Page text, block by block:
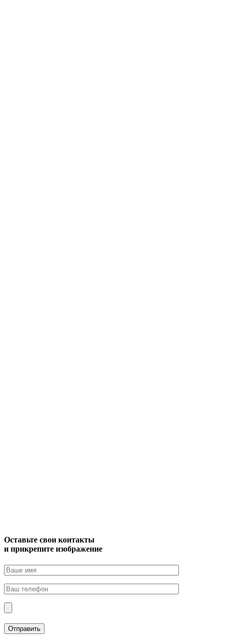
Оставьте свои контакты
и прикрепите изображение